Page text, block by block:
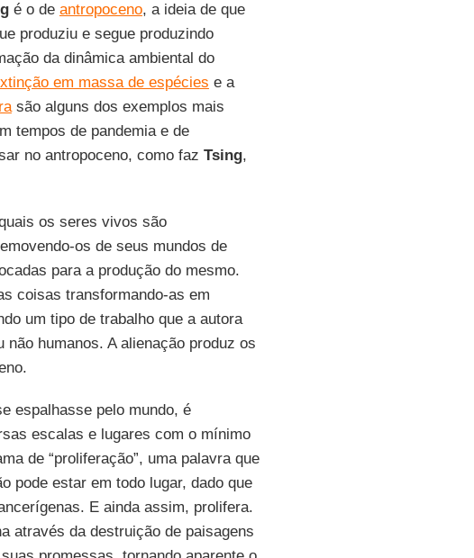
é o de antropoceno, a ideia de que
produziu e segue produzindo
da dinâmica ambiental do
em massa de espécies e a
são alguns dos exemplos mais
tempos de pandemia e de
no antropoceno, como faz Tsing,
os seres vivos são
os de seus mundos de
para a produção do mesmo.
coisas transformando-as em
um tipo de trabalho que a autora
não humanos. A alienação produz os
espalhasse pelo mundo, é
escalas e lugares com o mínimo
de “proliferação”, uma palavra que
pode estar em todo lugar, dado que
E ainda assim, prolifera.
através da destruição de paisagens